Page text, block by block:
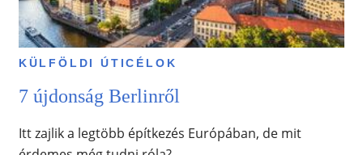
KÜLFÖLDI ÚTICÉLOK
7 újdonság Berlinről
Itt zajlik a legtöbb építkezés Európában, de mit